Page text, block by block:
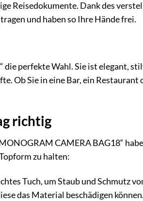
Reisedokumente. Dank des
und haben so Ihre Hände frei.
perfekte Wahl. Sie ist elegant,
Ob Sie in eine Bar, ein Restaurant
richtig
CAMERA BAG18“
zu halten:
Tuch, um Staub und Schmutz
das Material beschädigen können.